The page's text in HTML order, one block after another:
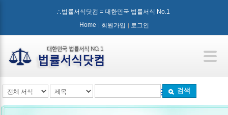
∴법률서식닷컴 = 대한민국 법률서식 No.1
Home
회원가입 로그인
검색